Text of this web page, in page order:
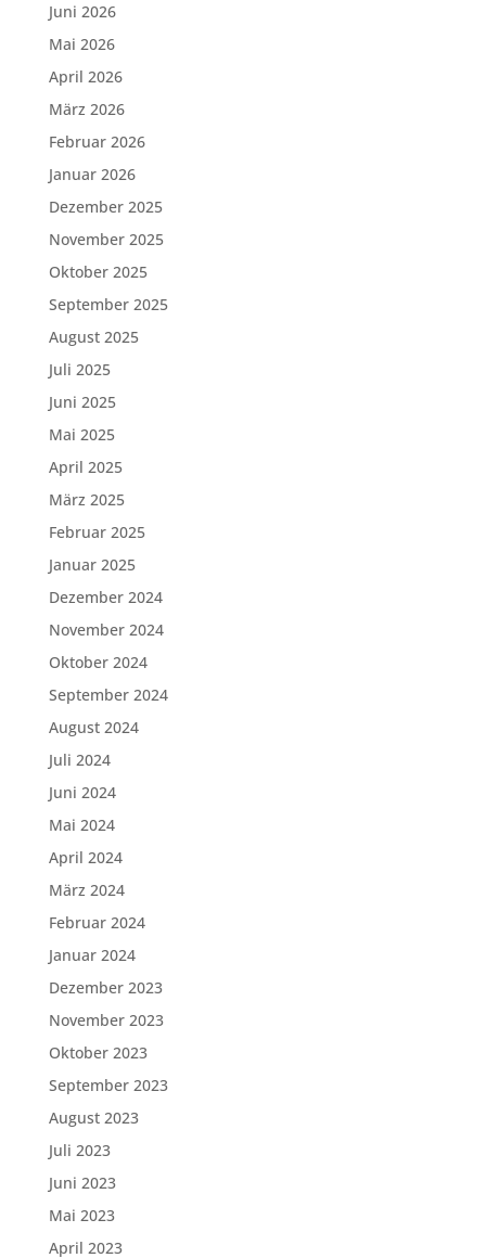
Juni 2026
Mai 2026
April 2026
März 2026
Februar 2026
Januar 2026
Dezember 2025
November 2025
Oktober 2025
September 2025
August 2025
Juli 2025
Juni 2025
Mai 2025
April 2025
März 2025
Februar 2025
Januar 2025
Dezember 2024
November 2024
Oktober 2024
September 2024
August 2024
Juli 2024
Juni 2024
Mai 2024
April 2024
März 2024
Februar 2024
Januar 2024
Dezember 2023
November 2023
Oktober 2023
September 2023
August 2023
Juli 2023
Juni 2023
Mai 2023
April 2023